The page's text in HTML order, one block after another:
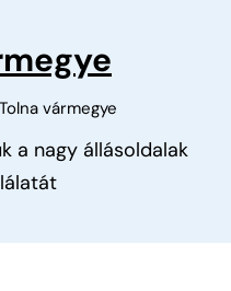
Tolna vármegye
a nagy állásoldalak